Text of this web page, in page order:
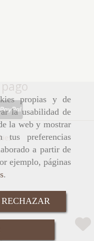
propias y de
la usabilidad de
la web y mostrar
tus preferencias
a partir de
ejemplo, páginas
.
RECHAZAR